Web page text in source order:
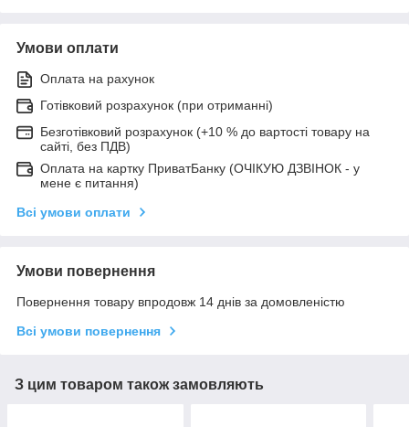
Умови оплати
Оплата на рахунок
Готівковий розрахунок (при отриманні)
Безготівковий розрахунок (+10 % до вартості товару на
сайті, без ПДВ)
Оплата на картку ПриватБанку (ОЧІКУЮ ДЗВІНОК - у
мене є питання)
Всі умови оплати
Умови повернення
Повернення товару впродовж 14 днів за домовленістю
Всі умови повернення
З цим товаром також замовляють